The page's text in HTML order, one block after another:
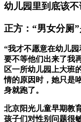
幼儿园里到底该
正方：“男女分厕
“我才不愿意在幼儿
要不等他们出来了我
区一所幼儿园上大班
情的原因时，她只是
身就跑了。
北京阳光儿童早期教
孩子们对性别问题很